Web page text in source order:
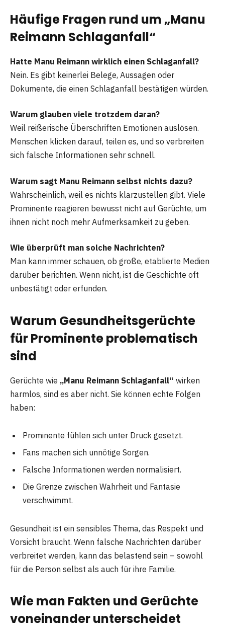
Häufige Fragen rund um „Manu
Reimann Schlaganfall“
Hatte Manu Reimann wirklich einen Schlaganfall?
Nein. Es gibt keinerlei Belege, Aussagen oder
Dokumente, die einen Schlaganfall bestätigen würden.
Warum glauben viele trotzdem daran?
Weil reißerische Überschriften Emotionen auslösen.
Menschen klicken darauf, teilen es, und so verbreiten
sich falsche Informationen sehr schnell.
Warum sagt Manu Reimann selbst nichts dazu?
Wahrscheinlich, weil es nichts klarzustellen gibt. Viele
Prominente reagieren bewusst nicht auf Gerüchte, um
ihnen nicht noch mehr Aufmerksamkeit zu geben.
Wie überprüft man solche Nachrichten?
Man kann immer schauen, ob große, etablierte Medien
darüber berichten. Wenn nicht, ist die Geschichte oft
unbestätigt oder erfunden.
Warum Gesundheitsgerüchte
für Prominente problematisch
sind
Gerüchte wie „Manu Reimann Schlaganfall“ wirken
harmlos, sind es aber nicht. Sie können echte Folgen
haben:
Prominente fühlen sich unter Druck gesetzt.
Fans machen sich unnötige Sorgen.
Falsche Informationen werden normalisiert.
Die Grenze zwischen Wahrheit und Fantasie
verschwimmt.
Gesundheit ist ein sensibles Thema, das Respekt und
Vorsicht braucht. Wenn falsche Nachrichten darüber
verbreitet werden, kann das belastend sein – sowohl
für die Person selbst als auch für ihre Familie.
Wie man Fakten und Gerüchte
voneinander unterscheidet